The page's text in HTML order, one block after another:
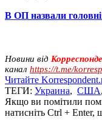
В ОП назвали
Новини від
канал https://t.me/
Читайте
ТЕГИ: Украина, США
Якщо ви помітили
натисніть Ctrl + Enter,